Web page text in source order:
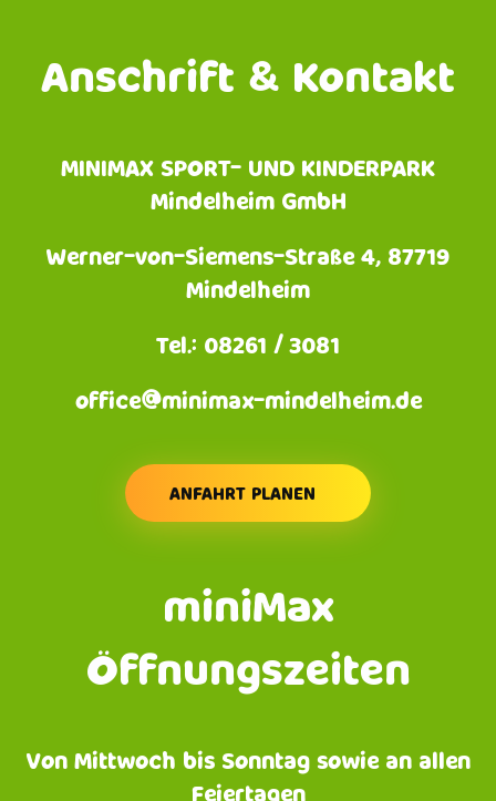
Anschrift & Kontakt
MINIMAX SPORT- UND KINDERPARK
Mindelheim GmbH
Werner-von-Siemens-Straße 4, 87719
Mindelheim
Tel.: 08261 / 3081
office@minimax-mindelheim.de
ANFAHRT PLANEN
miniMax
Öffnungszeiten
Von Mittwoch bis Sonntag sowie an allen
Feiertagen